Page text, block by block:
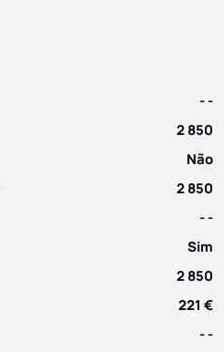
- -
2 850
Não
2 850
- -
Sim
2 850
221 €
- -